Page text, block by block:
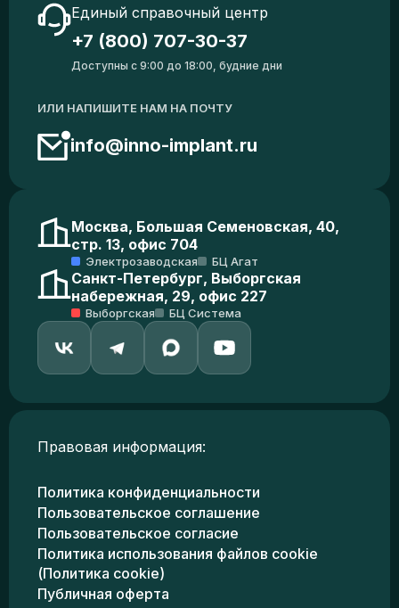
Единый справочный центр
+7 (800) 707-30-37
Доступны с 9:00 до 18:00, будние дни
ИЛИ НАПИШИТЕ НАМ НА ПОЧТУ
info@inno-implant.ru
Москва, Большая Семеновская, 40,
стр. 13, офис 704
Электрозаводская БЦ Агат
Санкт-Петербург, Выборгская
набережная, 29, офис 227
Выборгская БЦ Система
Правовая информация:
Политика конфиденциальности
Пользовательское соглашение
Пользовательское согласие
Политика использования файлов cookie
(Политика cookie)
Публичная оферта